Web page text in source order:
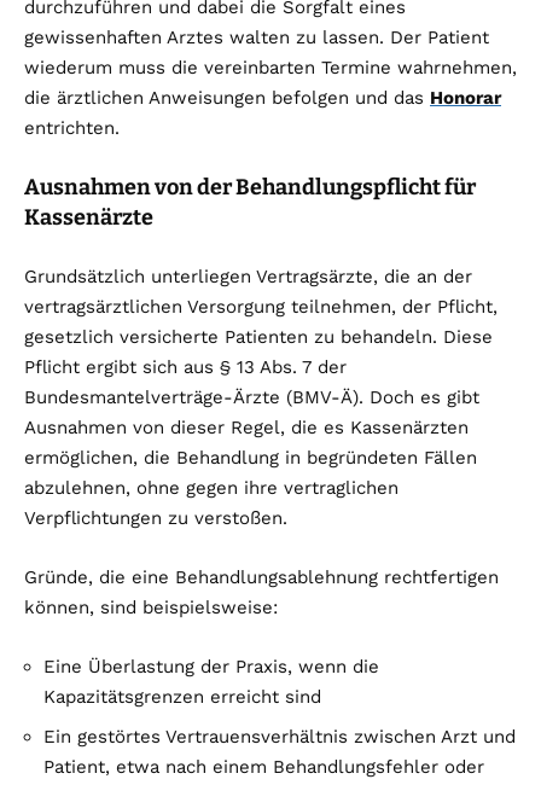
durchzuführen und dabei die Sorgfalt eines
gewissenhaften Arztes walten zu lassen. Der Patient
wiederum muss die vereinbarten Termine wahrnehmen,
die ärztlichen Anweisungen befolgen und das Honorar
entrichten.
Ausnahmen von der Behandlungspflicht für
Kassenärzte
Grundsätzlich unterliegen Vertragsärzte, die an der
vertragsärztlichen Versorgung teilnehmen, der Pflicht,
gesetzlich versicherte Patienten zu behandeln. Diese
Pflicht ergibt sich aus § 13 Abs. 7 der
Bundesmantelverträge-Ärzte (BMV-Ä). Doch es gibt
Ausnahmen von dieser Regel, die es Kassenärzten
ermöglichen, die Behandlung in begründeten Fällen
abzulehnen, ohne gegen ihre vertraglichen
Verpflichtungen zu verstoßen.
Gründe, die eine Behandlungsablehnung rechtfertigen
können, sind beispielsweise:
Eine Überlastung der Praxis, wenn die
Kapazitätsgrenzen erreicht sind
Ein gestörtes Vertrauensverhältnis zwischen Arzt und
Patient, etwa nach einem Behandlungsfehler oder